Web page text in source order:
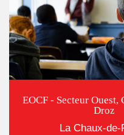
EOCF - Secteur Ouest,
Droz
La Chaux-de-